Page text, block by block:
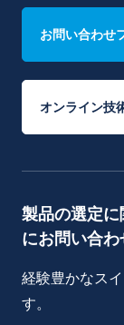
お問い合わせ
オンライン技
製品の選定
にお問い合わ
経験豊かなス
す。